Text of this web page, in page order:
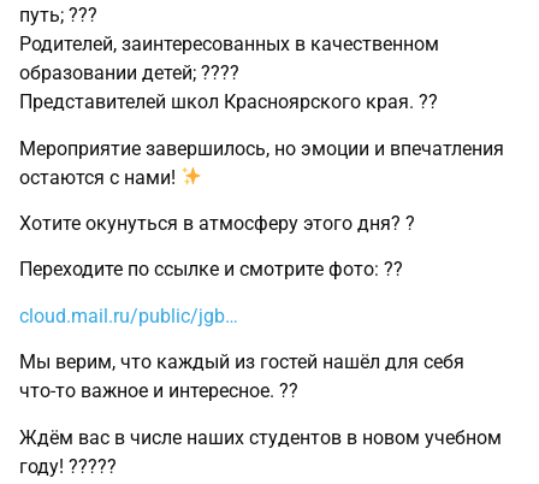
путь; ?‍??️
Родителей, заинтересованных в качественном
образовании детей; ?‍?‍??
Представителей школ Красноярского края. ??
Мероприятие завершилось, но эмоции и впечатления
остаются с нами!
Хотите окунуться в атмосферу этого дня? ?
Переходите по ссылке и смотрите фото: ??
cloud.mail.ru/public/jgb…
Мы верим, что каждый из гостей нашёл для себя
что‑то важное и интересное. ??
Ждём вас в числе наших студентов в новом учебном
году! ????‍?